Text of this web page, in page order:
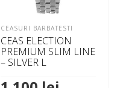
CEASURI BARBATESTI
CEAS ELECTION
PREMIUM SLIM LINE
– SILVER L